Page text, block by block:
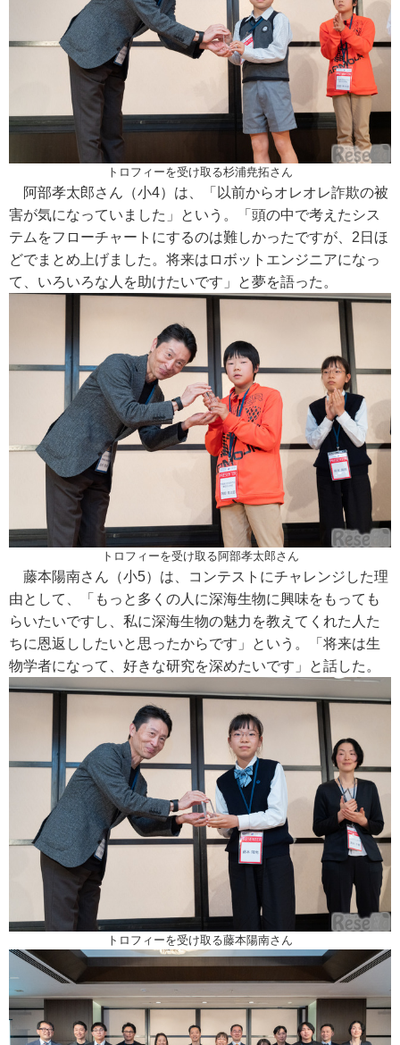
トロフィーを受け取る杉浦尭拓さん
阿部孝太郎さん（小4）は、「以前からオレオレ詐欺の被
害が気になっていました」という。「頭の中で考えたシス
テムをフローチャートにするのは難しかったですが、2日ほ
どでまとめ上げました。将来はロボットエンジニアになっ
て、いろいろな人を助けたいです」と夢を語った。
トロフィーを受け取る阿部孝太郎さん
藤本陽南さん（小5）は、コンテストにチャレンジした理
由として、「もっと多くの人に深海生物に興味をもっても
らいたいですし、私に深海生物の魅力を教えてくれた人た
ちに恩返ししたいと思ったからです」という。「将来は生
物学者になって、好きな研究を深めたいです」と話した。
トロフィーを受け取る藤本陽南さん